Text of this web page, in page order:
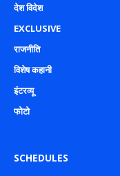
देश विदेश
EXCLUSIVE
राजनीति
विशेष कहानी
इंटरव्यू
फोटो
SCHEDULES